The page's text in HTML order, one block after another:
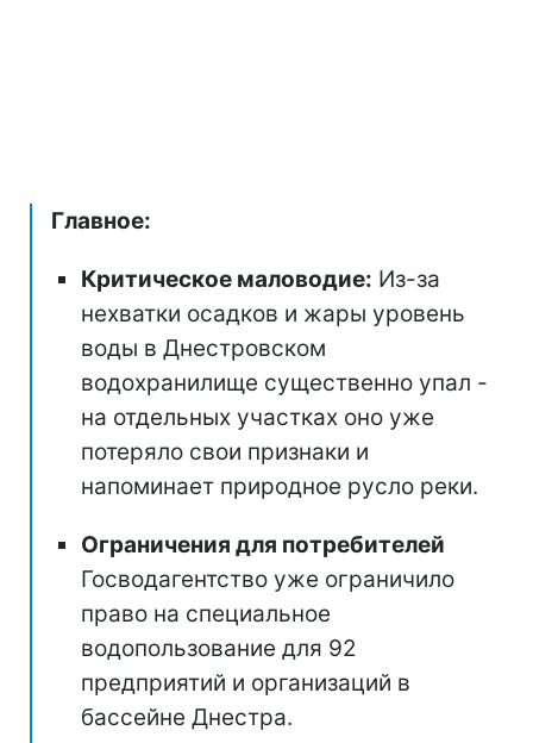
Главное:
Критическое маловодие: Из-за
нехватки осадков и жары уровень
воды в Днестровском
водохранилище существенно упал -
на отдельных участках оно уже
потеряло свои признаки и
напоминает природное русло реки.
Ограничения для потребителей
Госводагентство уже ограничило
право на специальное
водопользование для 92
предприятий и организаций в
бассейне Днестра.